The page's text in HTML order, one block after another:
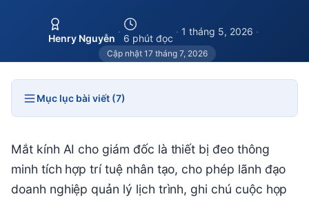
Henry Nguyễn
·
6 phút đọc
· 1 tháng 5, 2026 ·
Cập nhật 17 tháng 7, 2026
Mục lục bài viết (7)
Mắt kính AI cho giám đốc là thiết bị đeo thông
minh tích hợp trí tuệ nhân tạo, cho phép lãnh đạo
doanh nghiệp quản lý lịch trình, ghi chú cuộc họp